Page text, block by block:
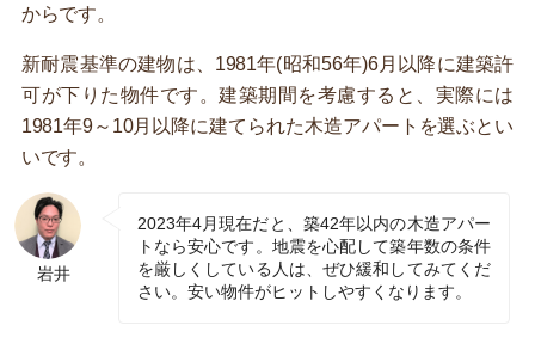
からです。
新耐震基準の建物は、1981年(昭和56年)6月以降に建築許
可が下りた物件です。建築期間を考慮すると、実際には
1981年9～10月以降に建てられた木造アパートを選ぶとい
いです。
岩井
2023年4月現在だと、築42年以内の木造アパー
トなら安心です。地震を心配して築年数の条件
を厳しくしている人は、ぜひ緩和してみてくだ
さい。安い物件がヒットしやすくなります。